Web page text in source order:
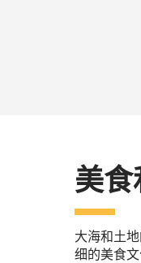
美
大海和土
细的美食